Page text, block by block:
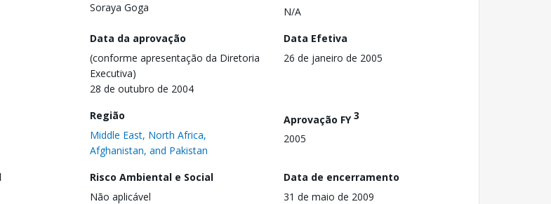
Soraya Goga
N/A
Data da aprovação
(conforme apresentação da Diretoria
Executiva)
28 de outubro de 2004
Data Efetiva
26 de janeiro de 2005
Região
Middle East, North Africa,
Afghanistan, and Pakistan
Aprovação FY3
2005
Risco Ambiental e Social
Não aplicável
Data de encerramento
31 de maio de 2009